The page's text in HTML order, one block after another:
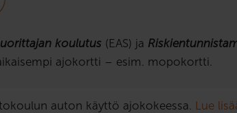
koulutus (EAS) ja
ajokortti – esim. mopokortti.
auton käyttö ajokokeessa. Lue